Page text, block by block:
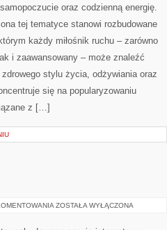
oraz codzienną energię.
tej tematyce stanowi rozbudowane
każdy miłośnik ruchu – zarówno
i zaawansowany – może znaleźć
stylu życia, odżywiania oraz
się na popularyzowaniu
z […]
ŚWIDNICA
ZOSTAŁA WYŁĄCZONA